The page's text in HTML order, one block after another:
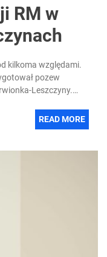
RM w
kilkoma względami.
pozew
Leszczyny.
READ MORE